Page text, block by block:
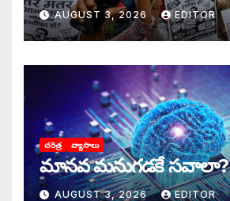
AUGUST 3, 2026 EDITOR
చరిత్ర వ్యాసాలు
మానవ మనుగడకే సవాలా?
AUGUST 3, 2026 EDITOR